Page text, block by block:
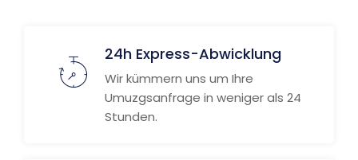
24h Express-Abwicklung
Wir kümmern uns um Ihre
Umuzgsanfrage in weniger als 24
Stunden.